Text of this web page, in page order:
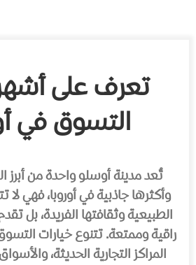
تعرف على
التسوق في
تُعد مدينة أوسلو واحدة من أبرز
وأكثرها جاذبية في أوروبا، فهي لا
الطبيعية وثقافتها الفريدة، بل
راقية وممتعة. تتنوع خيارات
المراكز التجارية الحديثة،